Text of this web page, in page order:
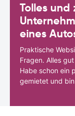
Tolles und
eines
Praktische
Fragen. Alles
Habe schon ein
gemietet und